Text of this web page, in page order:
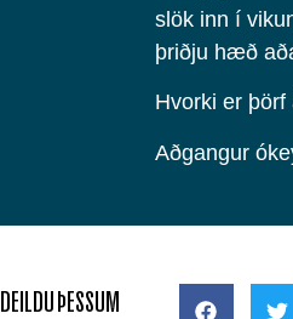
slök inn í
þriðju hæð
Hvorki er
Aðgangur
DEILDU ÞESSUM